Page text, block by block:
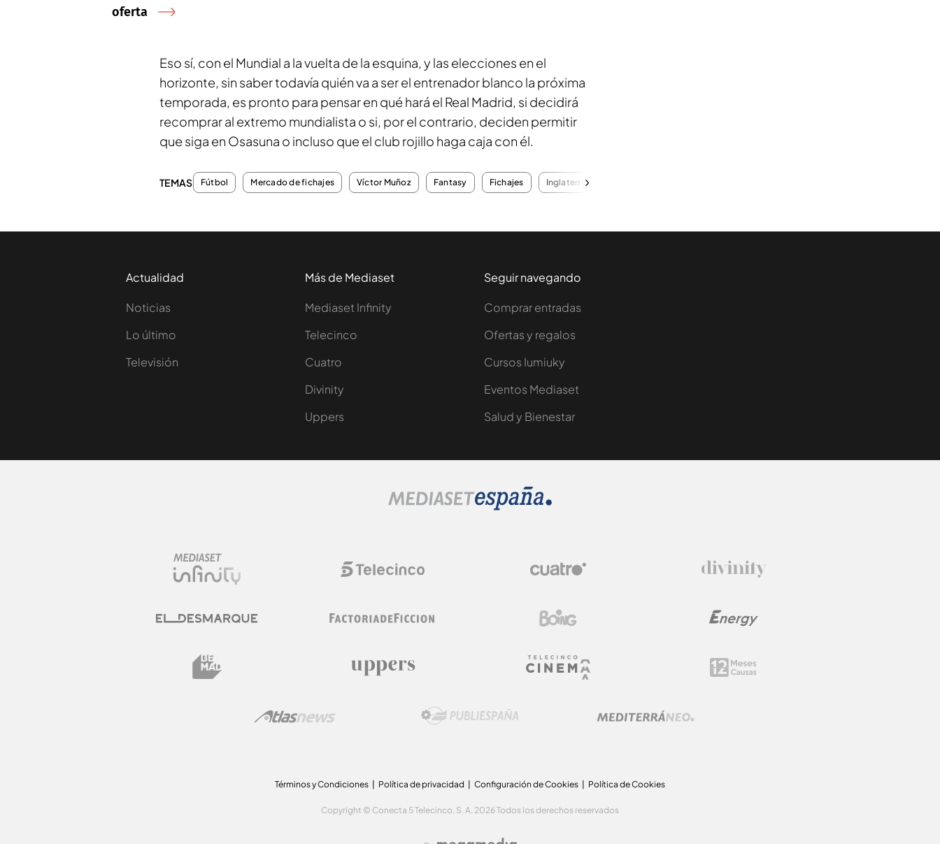
oferta
Eso sí, con el Mundial a la vuelta de la esquina, y las elecciones en el
horizonte, sin saber todavía quién va a ser el entrenador blanco la próxima
temporada, es pronto para pensar en qué hará el Real Madrid, si decidirá
recomprar al extremo mundialista o si, por el contrario, deciden permitir
que siga en Osasuna o incluso que el club rojillo haga caja con él.
TEMAS Fútbol Mercado de fichajes Víctor Muñoz Fantasy Fichajes Inglaterra
Actualidad
Noticias
Lo último
Televisión
Más de Mediaset
Mediaset Infinity
Telecinco
Cuatro
Divinity
Uppers
Seguir navegando
Comprar entradas
Ofertas y regalos
Cursos Iumiuky
Eventos Mediaset
Salud y Bienestar
Términos y Condiciones Política de privacidad Configuración de Cookies Política de Cookies
Copyright © Conecta 5 Telecinco, S. A. 2026 Todos los derechos reservados